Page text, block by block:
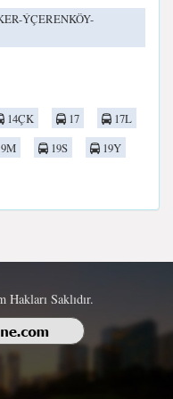
ÝÇERENKÖY-
14ÇK 17
17L
19S
19Y
Saklıdır.